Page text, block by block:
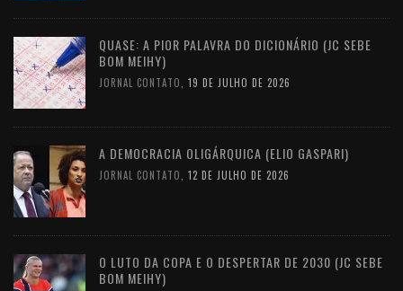
QUASE: A PIOR PALAVRA DO DICIONÁRIO (JC SEBE
BOM MEIHY)
JORNAL CONTATO 19 DE JULHO DE 2026
A DEMOCRACIA OLIGÁRQUICA (ELIO GASPARI)
JORNAL CONTATO 12 DE JULHO DE 2026
O LUTO DA COPA E O DESPERTAR DE 2030 (JC SEBE
BOM MEIHY)